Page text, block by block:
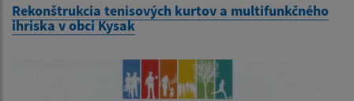
Rekonštrukcia tenisových kurtov a multifunkčného
ihriska v obci Kysak